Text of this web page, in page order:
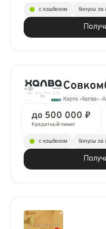
с кэшбеком бонусы за
Карта «Халва»
до 500 000 ₽
Кредитный лимит
с кэшбеком бонусы за